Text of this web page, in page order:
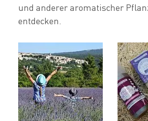
und anderer aromatischer
entdecken.